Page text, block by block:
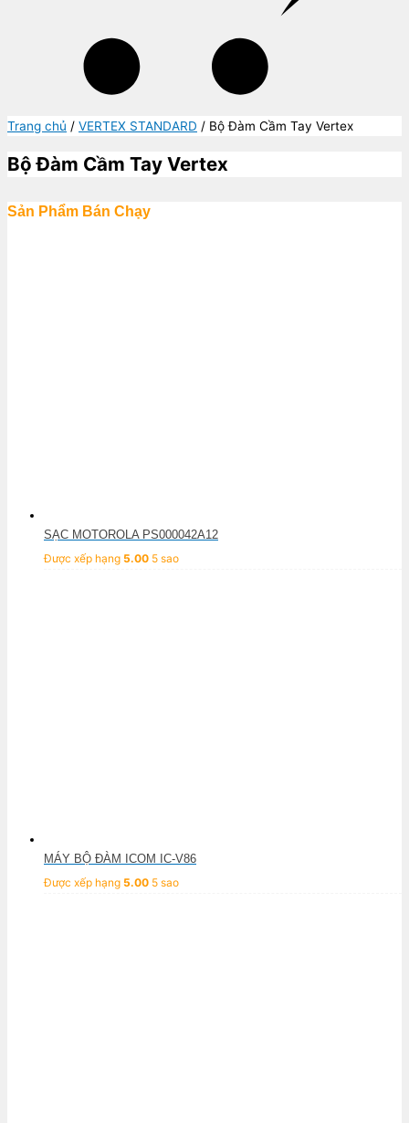
Trang chủ / VERTEX STANDARD / Bộ Đàm Cầm Tay Vertex
Bộ Đàm Cầm Tay Vertex
Sản Phẩm Bán Chạy
SẠC MOTOROLA PS000042A12
Được xếp hạng 5.00 5 sao
MÁY BỘ ĐÀM ICOM IC-V86
Được xếp hạng 5.00 5 sao